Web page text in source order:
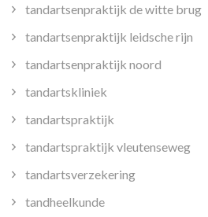
tandartsenpraktijk de witte brug
tandartsenpraktijk leidsche rijn
tandartsenpraktijk noord
tandartskliniek
tandartspraktijk
tandartspraktijk vleutenseweg
tandartsverzekering
tandheelkunde